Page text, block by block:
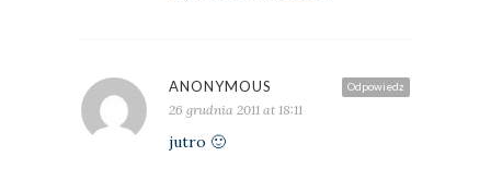
Odpowiedz
ANONYMOUS
26 grudnia 2011 at 18:11
jutro 🙂